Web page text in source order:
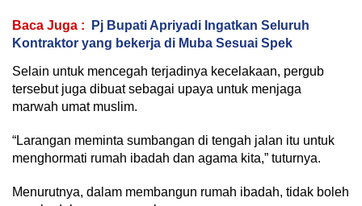
Baca Juga :
Pj Bupati Apriyadi Ingatkan Seluruh
Kontraktor yang bekerja di Muba Sesuai Spek
Selain untuk mencegah terjadinya kecelakaan, pergub
tersebut juga dibuat sebagai upaya untuk menjaga
marwah umat muslim.
“Larangan meminta sumbangan di tengah jalan itu untuk
menghormati rumah ibadah dan agama kita,” tuturnya.
Menurutnya, dalam membangun rumah ibadah, tidak boleh